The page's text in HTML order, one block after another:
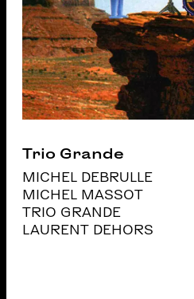
Trio Grande
MICHEL DEBRULLE
MICHEL MASSOT
TRIO GRANDE
LAURENT DEHORS